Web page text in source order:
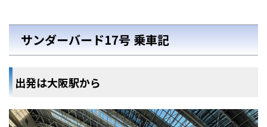
サンダーバード17号 乗車記
出発は大阪駅から